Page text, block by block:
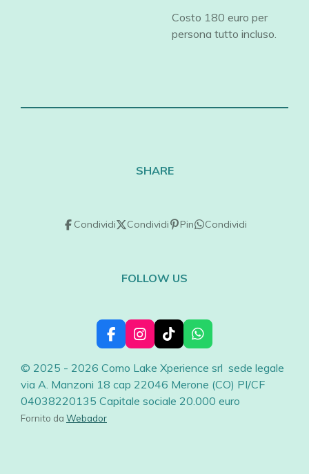
Costo 180 euro per
persona tutto incluso.
SHARE
Condividi Condividi Pin Condividi
FOLLOW US
F
a
c
b
o
I
n
s
t
a
g
T
i
k
T
o
k
W
h
a
s
A
© 2025 - 2026 Como Lake Xperience srl sede legale
via A. Manzoni 18 cap 22046 Merone (CO) PI/CF
04038220135 Capitale sociale 20.000 euro
Fornito da Webador